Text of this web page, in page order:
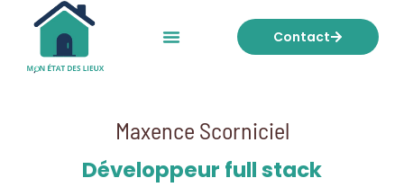
Contact
Maxence Scorniciel
Développeur full stack